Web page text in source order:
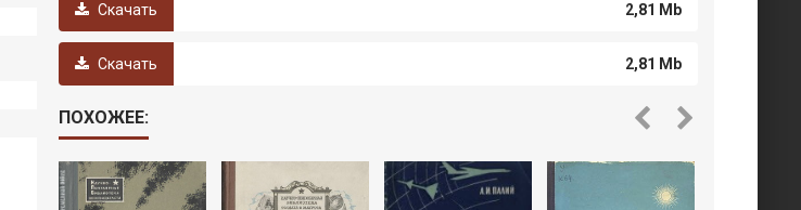
Скачать 2,81 Mb
Скачать 2,81 Mb
ПОХОЖЕЕ: